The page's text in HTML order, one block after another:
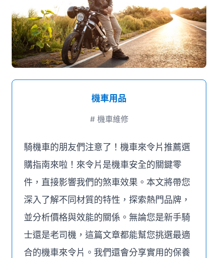
聯絡我們
機車用品
# 機車維修
騎機車的朋友們注意了！機車來令片推薦選
購指南來啦！來令片是機車安全的關鍵零
件，直接影響我們的煞車效果。本文將帶您
深入了解不同材質的特性，探索熱門品牌，
並分析價格與效能的關係。無論您是新手騎
士還是老司機，這篇文章都能幫您挑選最適
合的機車來令片。我們還會分享實用的保養